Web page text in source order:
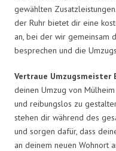
gewählten
der Ruhr bietet dir eine
an, bei der wir gemeinsam
besprechen und die
Vertraue Umzugsmeister
deinen Umzug von
und reibungslos zu
stehen dir während des
und sorgen dafür, dass
an deinem neuen Wohnort